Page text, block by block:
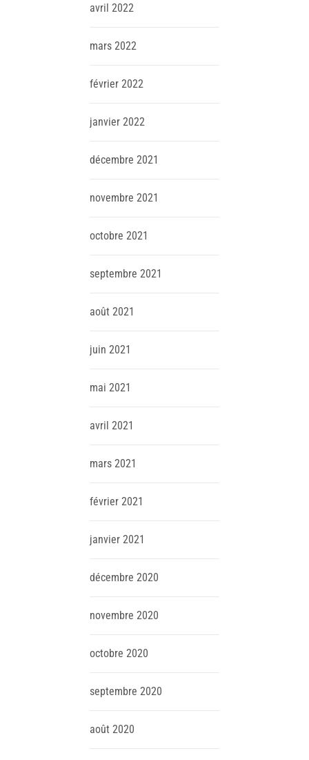
avril 2022
mars 2022
février 2022
janvier 2022
décembre 2021
novembre 2021
octobre 2021
septembre 2021
août 2021
juin 2021
mai 2021
avril 2021
mars 2021
février 2021
janvier 2021
décembre 2020
novembre 2020
octobre 2020
septembre 2020
août 2020